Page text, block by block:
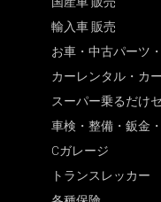
輸入車 販売
お車・中古パーツ
カーレンタル・カ
スーパー乗るだけ
車検・整備・鈑金
Cガレージ
トランスレッカー